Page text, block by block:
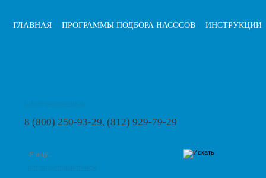
ГЛАВНАЯ ПРОГРАММЫ ПОДБОРА НАСОСОВ ИНСТРУКЦИИ
8 (800) 250-93-29, (812) 929-79-29